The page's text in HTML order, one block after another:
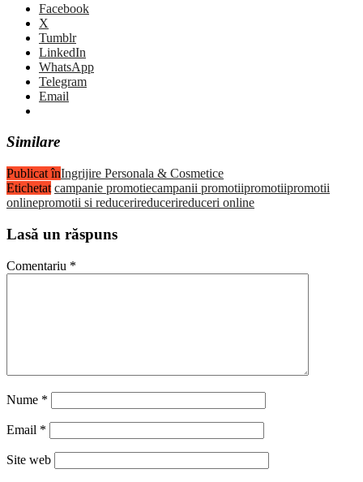
Facebook
X
Tumblr
LinkedIn
WhatsApp
Telegram
Email
Similare
Publicat înIngrijire Personala & Cosmetice
Etichetat campanie promotiecampanii promotiipromotiipromotii
onlinepromotii si reducerireducerireduceri online
Lasă un răspuns
Comentariu *
Nume *
Email *
Site web